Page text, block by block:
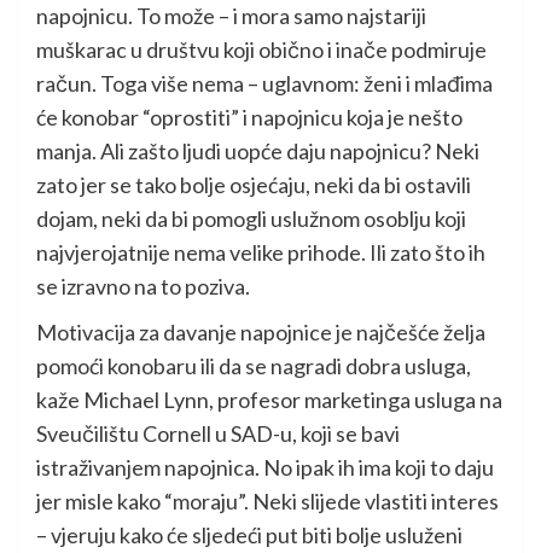
napojnicu. To može – i mora samo najstariji
muškarac u društvu koji obično i inače podmiruje
račun. Toga više nema – uglavnom: ženi i mlađima
će konobar “oprostiti” i napojnicu koja je nešto
manja. Ali zašto ljudi uopće daju napojnicu? Neki
zato jer se tako bolje osjećaju, neki da bi ostavili
dojam, neki da bi pomogli uslužnom osoblju koji
najvjerojatnije nema velike prihode. Ili zato što ih
se izravno na to poziva.
Motivacija za davanje napojnice je najčešće želja
pomoći konobaru ili da se nagradi dobra usluga,
kaže Michael Lynn, profesor marketinga usluga na
Sveučilištu Cornell u SAD-u, koji se bavi
istraživanjem napojnica. No ipak ih ima koji to daju
jer misle kako “moraju”. Neki slijede vlastiti interes
– vjeruju kako će sljedeći put biti bolje usluženi